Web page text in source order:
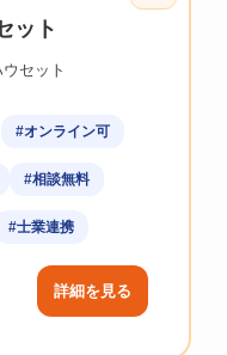
ット
セット
#オンライン可
#相談無料
#士業連携
詳細を見る